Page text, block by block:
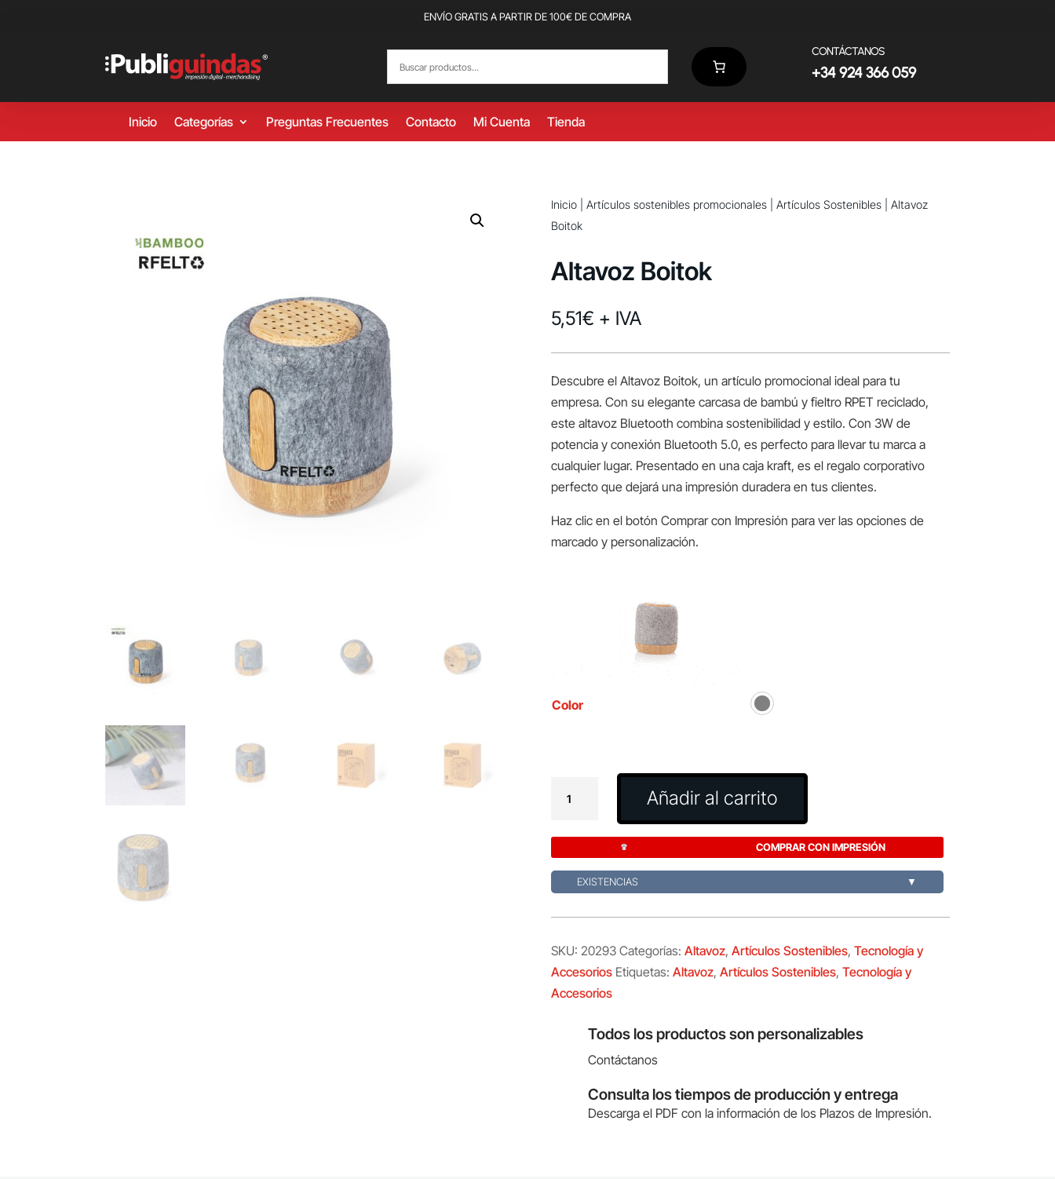
ENVÍO GRATIS A PARTIR DE 100€ DE COMPRA
CONTÁCTANOS
+34 924 366 059
Inicio Categorías Preguntas Frecuentes Contacto Mi Cuenta Tienda
Inicio| Artículos sostenibles promocionales| Artículos Sostenibles| Altavoz
Boitok
Altavoz Boitok
5,51€ + IVA
Descubre el Altavoz Boitok, un artículo promocional ideal para tu
empresa. Con su elegante carcasa de bambú y fieltro RPET reciclado,
este altavoz Bluetooth combina sostenibilidad y estilo. Con 3W de
potencia y conexión Bluetooth 5.0, es perfecto para llevar tu marca a
cualquier lugar. Presentado en una caja kraft, es el regalo corporativo
perfecto que dejará una impresión duradera en tus clientes.
Haz clic en el botón Comprar con Impresión para ver las opciones de
marcado y personalización.
Color
Boitok
Añadir al carrito
COMPRAR CON IMPRESIÓN
EXISTENCIAS ▼
SKU: 20293 Categorías: Altavoz, Artículos Sostenibles, Tecnología y
Accesorios Etiquetas: Altavoz, Artículos Sostenibles, Tecnología y
Accesorios
Todos los productos son personalizables
Contáctanos
Consulta los tiempos de producción y entrega
Descarga el PDF con la información de los Plazos de Impresión.